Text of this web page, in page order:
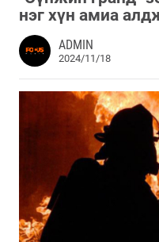
нэг хүн амиа
ADMIN
2024/11/18